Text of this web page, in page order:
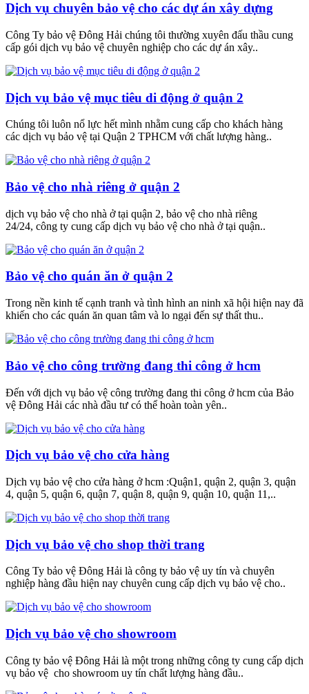
Dịch vụ chuyên bảo vệ cho các dự án xây dựng
Công Ty bảo vệ Đông Hải chúng tôi thường xuyên đấu thầu cung
cấp gói dịch vụ bảo vệ chuyên nghiệp cho các dự án xây..
Dịch vụ bảo vệ mục tiêu di động ở quận 2
Chúng tôi luôn nổ lực hết mình nhằm cung cấp cho khách hàng
các dịch vụ bảo vệ tại Quận 2 TPHCM với chất lượng hàng..
Bảo vệ cho nhà riêng ở quận 2
dịch vụ bảo vệ cho nhà ở tại quận 2, bảo vệ cho nhà riêng
24/24, công ty cung cấp dịch vụ bảo vệ cho nhà ở tại quận..
Bảo vệ cho quán ăn ở quận 2
Trong nền kinh tế cạnh tranh và tình hình an ninh xã hội hiện nay đã
khiến cho các quán ăn quan tâm và lo ngại đến sự thất thu..
Bảo vệ cho công trường đang thi công ở hcm
Đến với dịch vụ bảo vệ công trường đang thi công ở hcm của Bảo
vệ Đông Hải các nhà đầu tư có thể hoàn toàn yên..
Dịch vụ bảo vệ cho cửa hàng
Dịch vụ bảo vệ cho cửa hàng ở hcm :Quận1, quận 2, quận 3, quận
4, quận 5, quận 6, quận 7, quận 8, quận 9, quận 10, quận 11,..
Dịch vụ bảo vệ cho shop thời trang
Công Ty bảo vệ Đông Hải là công ty bảo vệ uy tín và chuyên
nghiệp hàng đầu hiện nay chuyên cung cấp dịch vụ bảo vệ cho..
Dịch vụ bảo vệ cho showroom
Công ty bảo vệ Đông Hải là một trong những công ty cung cấp dịch
vụ bảo vệ cho showroom uy tín chất lượng hàng đầu..